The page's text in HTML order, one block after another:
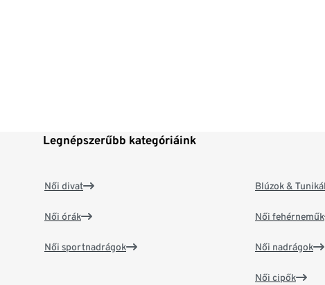
Legnépszerűbb kategóriáink
Női divat
Női órák
Női sportnadrágok
Blúzok &
Női fehérneműk
Női nadrágok
Női cipők